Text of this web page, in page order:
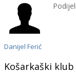
Danijel Ferić
Košarkaški klub